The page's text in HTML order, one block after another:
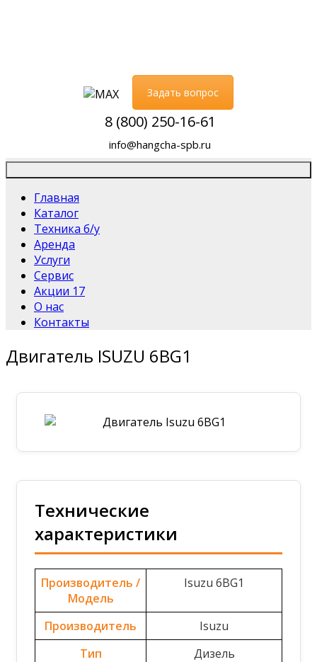
Задать вопрос
8 (800) 250-16-61
info@hangcha-spb.ru
Главная
Каталог
Техника б/у
Аренда
Услуги
Сервис
Акции 17
О нас
Контакты
Двигатель ISUZU 6BG1
Технические
характеристики
Производитель /
Модель
Isuzu 6BG1
Производитель
Isuzu
Тип
Дизель